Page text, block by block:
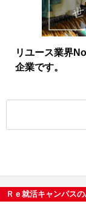
リユース業界
企業です。
Ｒｅ就活キャンパス